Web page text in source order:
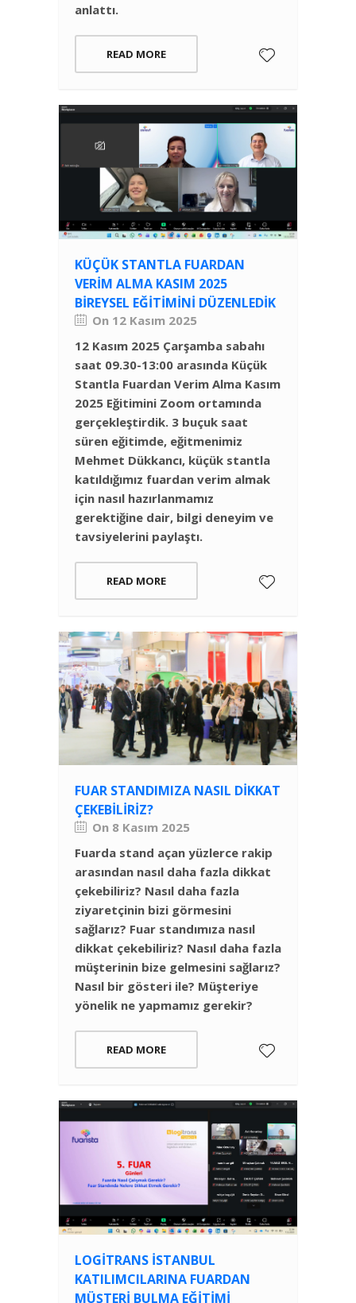
anlattı.
READ MORE
KÜÇÜK STANTLA FUARDAN
VERIM ALMA KASIM 2025
BIREYSEL EĞITIMINI DÜZENLEDIK
On 12 Kasım 2025
12 Kasım 2025 Çarşamba sabahı
saat 09.30-13:00 arasında Küçük
Stantla Fuardan Verim Alma Kasım
2025 Eğitimini Zoom ortamında
gerçekleştirdik. 3 buçuk saat
süren eğitimde, eğitmenimiz
Mehmet Dükkancı, küçük stantla
katıldığımız fuardan verim almak
için nasıl hazırlanmamız
gerektiğine dair, bilgi deneyim ve
tavsiyelerini paylaştı.
READ MORE
FUAR STANDIMIZA NASIL DIKKAT
ÇEKEBILIRIZ?
On 8 Kasım 2025
Fuarda stand açan yüzlerce rakip
arasından nasıl daha fazla dikkat
çekebiliriz? Nasıl daha fazla
ziyaretçinin bizi görmesini
sağlarız? Fuar standımıza nasıl
dikkat çekebiliriz? Nasıl daha fazla
müşterinin bize gelmesini sağlarız?
Nasıl bir gösteri ile? Müşteriye
yönelik ne yapmamız gerekir?
READ MORE
LOGITRANS İSTANBUL
KATILIMCILARINA FUARDAN
MÜŞTERI BULMA EĞITIMI